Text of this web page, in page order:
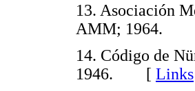
13. Asociación
AMM; 1964.
14. Código de
1946. [ Links